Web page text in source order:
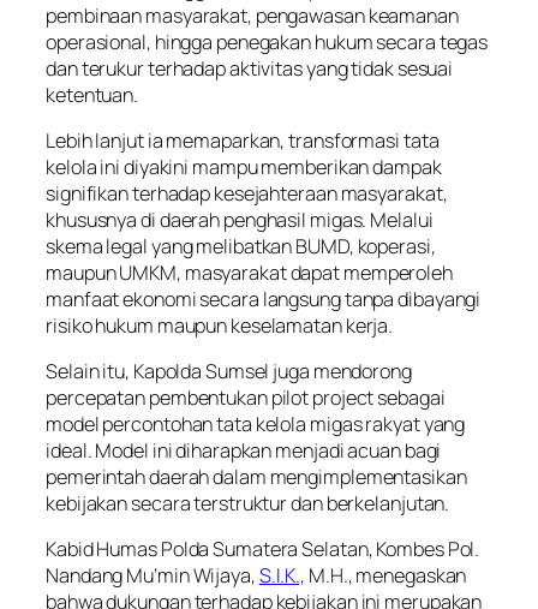
pembinaan masyarakat, pengawasan keamanan
operasional, hingga penegakan hukum secara tegas
dan terukur terhadap aktivitas yang tidak sesuai
ketentuan.
Lebih lanjut ia memaparkan, transformasi tata
kelola ini diyakini mampu memberikan dampak
signifikan terhadap kesejahteraan masyarakat,
khususnya di daerah penghasil migas. Melalui
skema legal yang melibatkan BUMD, koperasi,
maupun UMKM, masyarakat dapat memperoleh
manfaat ekonomi secara langsung tanpa dibayangi
risiko hukum maupun keselamatan kerja.
Selain itu, Kapolda Sumsel juga mendorong
percepatan pembentukan pilot project sebagai
model percontohan tata kelola migas rakyat yang
ideal. Model ini diharapkan menjadi acuan bagi
pemerintah daerah dalam mengimplementasikan
kebijakan secara terstruktur dan berkelanjutan.
Kabid Humas Polda Sumatera Selatan, Kombes Pol.
Nandang Mu’min Wijaya,S.I.K., M.H., menegaskan
bahwa dukungan terhadap kebijakan ini merupakan